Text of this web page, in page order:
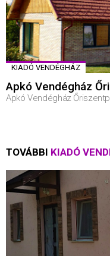
KIADÓ VENDÉGHÁZ
Apkó Vendégház
Apkó Vendégház
TOVÁBBI KIADÓ